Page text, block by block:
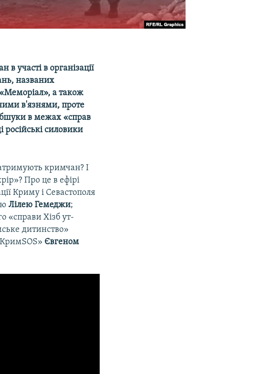
участі в організації
названих
а також
в'язнями, проте
в межах «справ
російські силовики
кримчан? І
Про це в ефірі
Криму і Севастополя
Лілею Гемеджи;
«справи Хізб ут-
дитинство»
Євгеном